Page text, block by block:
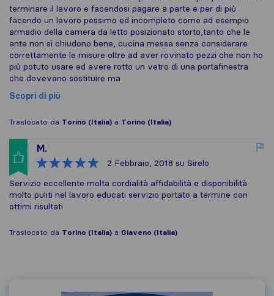
terminare il lavoro e facendosi pagare a parte e per di più
facendo un lavoro pessimo ed incompleto come ad esempio
armadio della camera da letto posizionato storto,tanto che le
ante non si chiudono bene, cucina messa senza considerare
correttamente le misure oltre ad aver rovinato pezzi che non ho
più potuto usare ed avere rotto un vetro di una portafinestra
che dovevano sostituire ma
Scopri di più
Traslocato da Torino (Italia) a Torino (Italia)
M.
2 Febbraio, 2018 su Sirelo
Servizio eccellente molta cordialità affidabilità e disponibilità
molto puliti nel lavoro educati servizio portato a termine con
ottimi risultati
Traslocato da Torino (Italia) a Giaveno (Italia)